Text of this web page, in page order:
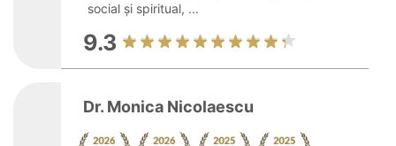
social și spiritual, ...
9.3
Dr. Monica Nicolaescu